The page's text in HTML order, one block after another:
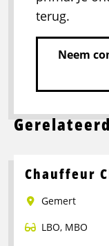
terug.
Neem
Chauffeur
Gemert
LBO, MBO